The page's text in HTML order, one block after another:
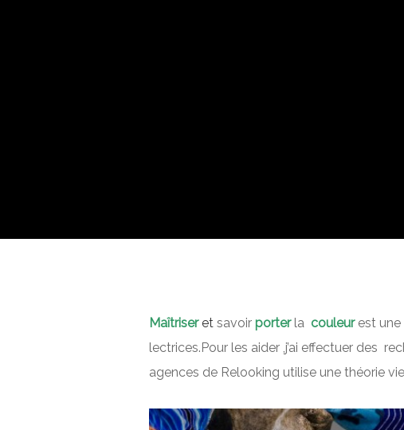
Maîtriseret savoir porter la couleurest une
lectrices.Pour les aider ,j’ai effectuer des
agences de Relooking utilise une théorie